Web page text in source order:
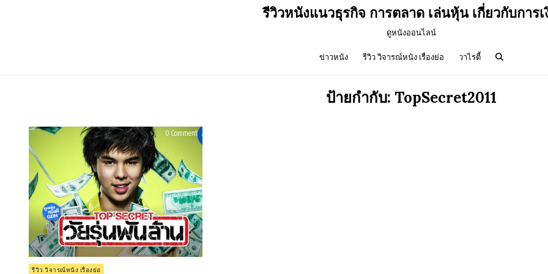
รีวิวหนังแนวธุรกิจ การตลาด เล่นหุ้น เกี่ยวกับการเ
ดูหนังออนไลน์
ข่าวหนัง รีวิว วิจารณ์หนัง เรื่องย่อ วาไรตี้
ป้ายกำกับ: TopSecret2011
0 Commenton
รีวิว
Top
พัน
ล้าน
(2011)
Posted
รีวิว วิจารณ์หนัง เรื่องย่อ